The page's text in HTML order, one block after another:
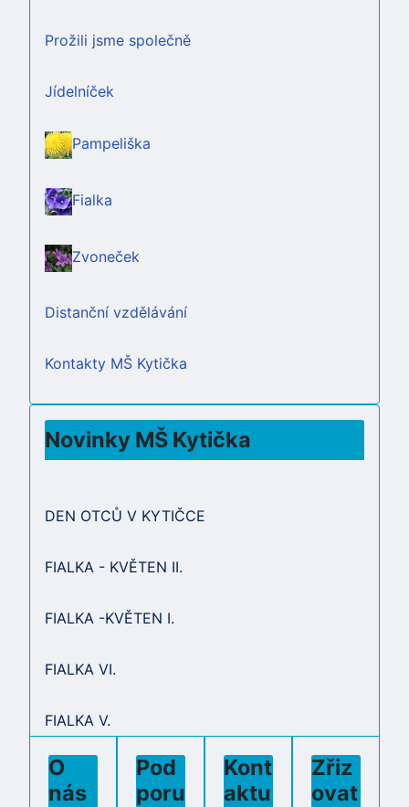
Prožili jsme společně
Jídelníček
Pampeliška
Fialka
Zvoneček
Distanční vzdělávání
Kontakty MŠ Kytička
Novinky MŠ Kytička
DEN OTCŮ V KYTIČCE
FIALKA - KVĚTEN II.
FIALKA -KVĚTEN I.
FIALKA VI.
FIALKA V.
O
nás
Pod
poru
Kont
aktu
Zřiz
ovat